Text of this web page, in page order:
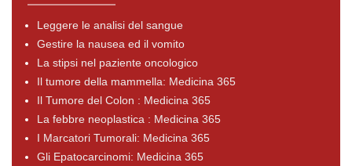
Leggere le analisi del sangue
Gestire la nausea ed il vomito
La stipsi nel paziente oncologico
Il tumore della mammella: Medicina 365
Il Tumore del Colon : Medicina 365
La febbre neoplastica : Medicina 365
I Marcatori Tumorali: Medicina 365
Gli Epatocarcinomi: Medicina 365